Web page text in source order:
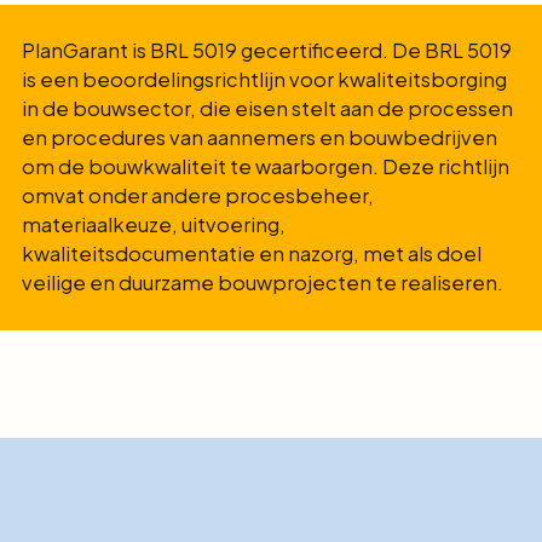
PlanGarant is BRL 5019 gecertificeerd. De BRL 5019
is een beoordelingsrichtlijn voor kwaliteitsborging
in de bouwsector, die eisen stelt aan de processen
en procedures van aannemers en bouwbedrijven
om de bouwkwaliteit te waarborgen. Deze richtlijn
omvat onder andere procesbeheer,
materiaalkeuze, uitvoering,
kwaliteitsdocumentatie en nazorg, met als doel
veilige en duurzame bouwprojecten te realiseren.